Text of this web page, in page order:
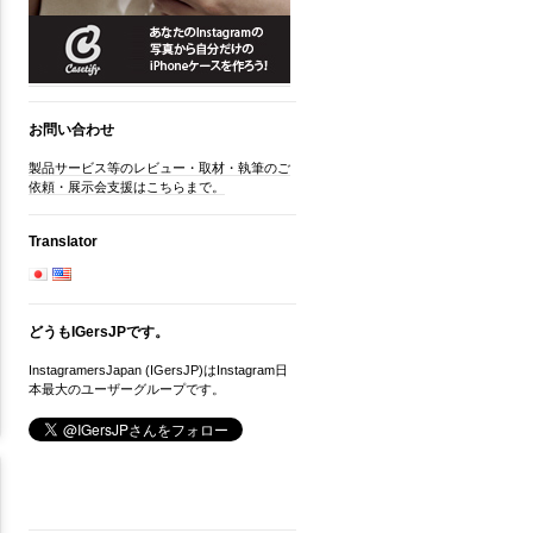
お問い合わせ
製品サービス等のレビュー・取材・執筆のご
依頼・展示会支援はこちらまで。
Translator
どうもIGersJPです。
InstagramersJapan (IGersJP)はInstagram日
本最大のユーザーグループです。